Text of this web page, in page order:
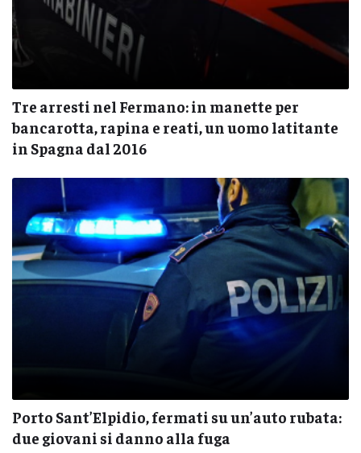
Tre arresti nel Fermano: in manette per
bancarotta, rapina e reati, un uomo latitante
in Spagna dal 2016
Porto Sant’Elpidio, fermati su un’auto rubata:
due giovani si danno alla fuga